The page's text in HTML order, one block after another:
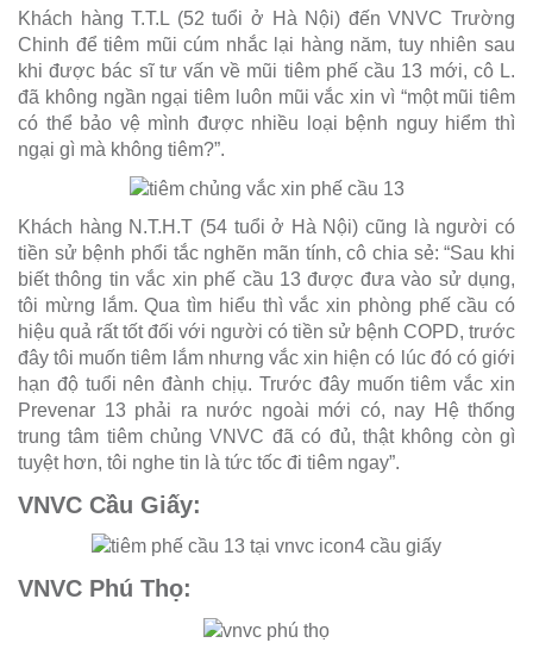
Khách hàng T.T.L (52 tuổi ở Hà Nội) đến VNVC Trường
Chinh để tiêm mũi cúm nhắc lại hàng năm, tuy nhiên sau
khi được bác sĩ tư vấn về mũi tiêm phế cầu 13 mới, cô L.
đã không ngần ngại tiêm luôn mũi vắc xin vì “một mũi tiêm
có thể bảo vệ mình được nhiều loại bệnh nguy hiểm thì
ngại gì mà không tiêm?”.
Khách hàng N.T.H.T (54 tuổi ở Hà Nội) cũng là người có
tiền sử bệnh phổi tắc nghẽn mãn tính, cô chia sẻ: “Sau khi
biết thông tin vắc xin phế cầu 13 được đưa vào sử dụng,
tôi mừng lắm. Qua tìm hiểu thì vắc xin phòng phế cầu có
hiệu quả rất tốt đối với người có tiền sử bệnh COPD, trước
đây tôi muốn tiêm lắm nhưng vắc xin hiện có lúc đó có giới
hạn độ tuổi nên đành chịụ. Trước đây muốn tiêm vắc xin
Prevenar 13 phải ra nước ngoài mới có, nay Hệ thống
trung tâm tiêm chủng VNVC đã có đủ, thật không còn gì
tuyệt hơn, tôi nghe tin là tức tốc đi tiêm ngay”.
VNVC Cầu Giấy:
VNVC Phú Thọ: